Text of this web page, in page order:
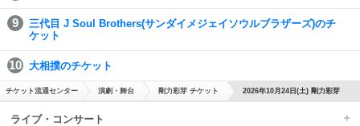
三代目 J Soul Brothers(サンダイメジェイソウルブラザーズ)のチ
ケット
大相撲のチケット
チケット流通センター 演劇・舞台 剛力彩芽 チケット 2026年10月24日(土) 剛力彩芽
ライブ・コンサート